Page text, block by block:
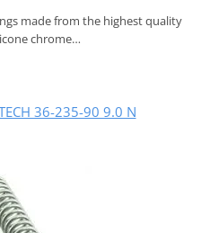
made from the highest quality
chrome…
36-235-90 9.0 N